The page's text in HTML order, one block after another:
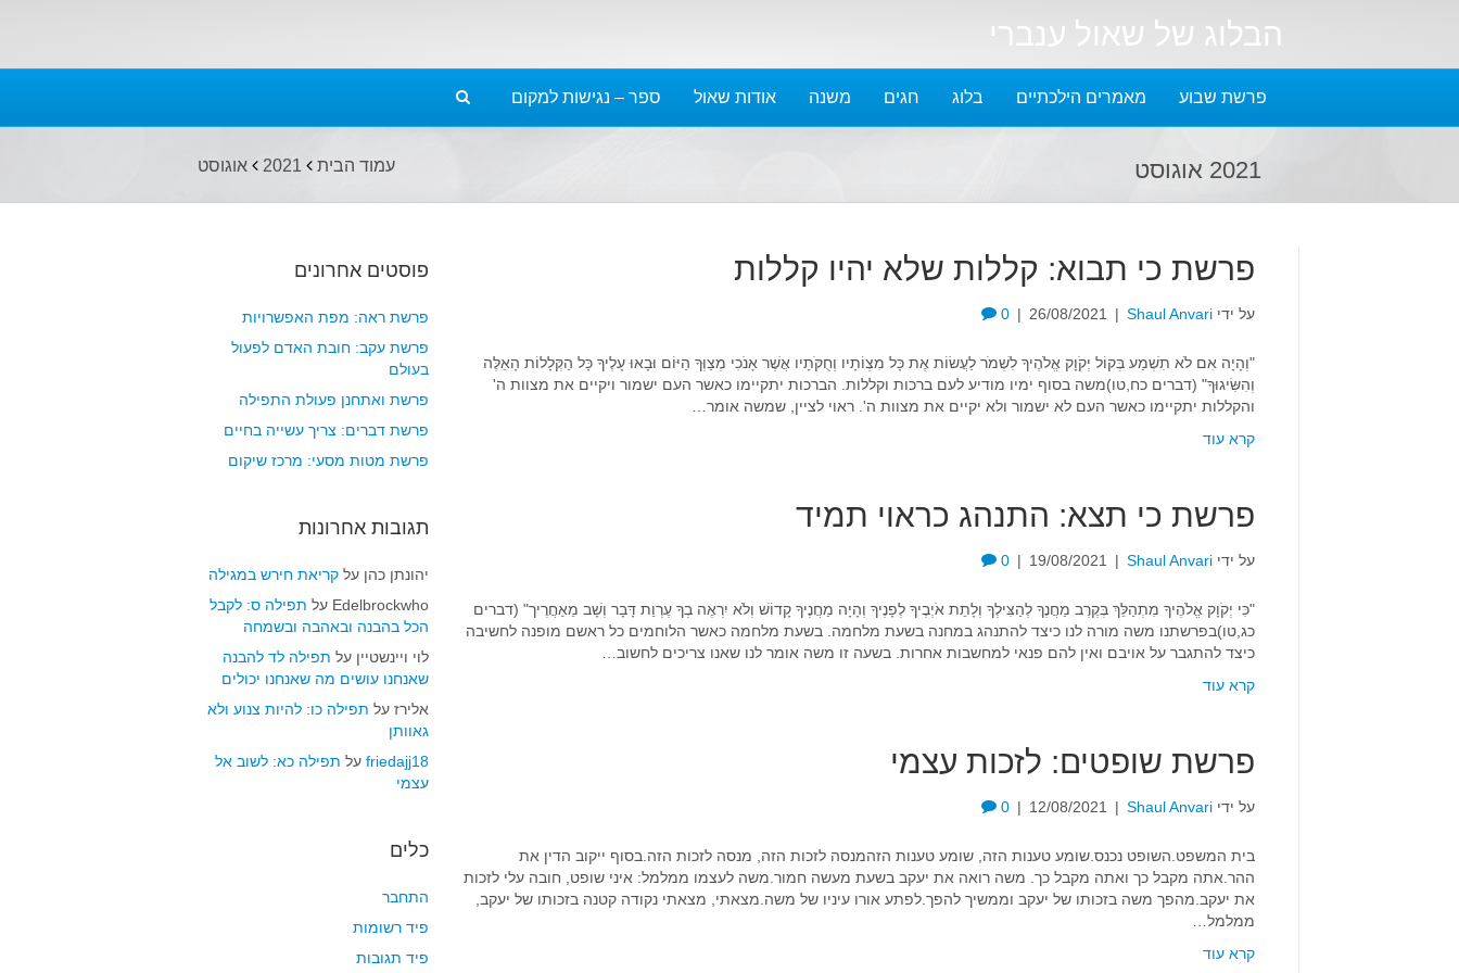
הבלוג של שאול ענברי
פרשת שבוע מאמרים הילכתיים בלוג חגים משנה אודות שאול ספר – נגישות למקום
2021 אוגוסט עמוד הבית 2021 אוגוסט
פרשת כי תבוא: קללות שלא יהיו קללות
על ידי Shaul Anvari
|
26/08/2021
|
0
"וְהָיָה אִם לֹא תִשְׁמַע בְּקוֹל יְקֹוָק אֱלֹהֶיךָ לִשְׁמֹר לַעֲשׂוֹת אֶת כָּל מִצְוֹתָיו וְחֻקֹּתָיו אֲשֶׁר אָנֹכִי מְצַוְּךָ הַיּוֹם וּבָאוּ עָלֶיךָ כָּל הַקְּלָלוֹת הָאֵלֶּה
וְהִשִּׂיגוּךָ" (דברים כח,טו)משה בסוף ימיו מודיע לעם ברכות וקללות. הברכות יתקיימו כאשר העם ישמור ויקיים את מצוות ה'
והקללות יתקיימו כאשר העם לא ישמור ולא יקיים את מצוות ה'. ראוי לציין, שמשה אומר…
קרא עוד
פרשת כי תצא: התנהג כראוי תמיד
על ידי Shaul Anvari
|
19/08/2021
|
0
"כִּי יְקֹוָק אֱלֹהֶיךָ מִתְהַלֵּךְ בְּקֶרֶב מַחֲנֶךָ לְהַצִּילְךָ וְלָתֵת אֹיְבֶיךָ לְפָנֶיךָ וְהָיָה מַחֲנֶיךָ קָדוֹשׁ וְלֹא יִרְאֶה בְךָ עֶרְוַת דָּבָר וְשָׁב מֵאַחֲרֶיך" (דברים
כג,טו)בפרשתנו משה מורה לנו כיצד להתנהג במחנה בשעת מלחמה. בשעת מלחמה כאשר הלוחמים כל ראשם מופנה לחשיבה
כיצד להתגבר על אויבם ואין להם פנאי למחשבות אחרות. בשעה זו משה אומר לנו שאנו צריכים לחשוב…
קרא עוד
פרשת שופטים: לזכות עצמי
על ידי Shaul Anvari
|
12/08/2021
|
0
בית המשפט.השופט נכנס.שומע טענות הזה, שומע טענות הזהמנסה לזכות הזה, מנסה לזכות הזה.בסוף ייקוב הדין את
ההר.אתה מקבל כך ואתה מקבל כך. משה רואה את יעקב בשעת מעשה חמור.משה לעצמו ממלמל: איני שופט, חובה עלי לזכות
את יעקב.מהפך משה בזכותו של יעקב וממשיך להפך.לפתע אורו עיניו של משה.מצאתי, מצאתי נקודה קטנה בזכותו של יעקב,
ממלמל…
קרא עוד
פוסטים אחרונים
פרשת ראה: מפת האפשרויות
פרשת עקב: חובת האדם לפעול
בעולם
פרשת ואתחנן פעולת התפילה
פרשת דברים: צריך עשייה בחיים
פרשת מטות מסעי: מרכז שיקום
תגובות אחרונות
יהונתן כהן עלקריאת חירש במגילה
Edelbrockwho על תפילה ס: לקבל
הכל בהבנה ובאהבה ובשמחה
לוי ויינשטיין על תפילה לד להבנה
שאנחנו עושים מה שאנחנו יכולים
אלירז על תפילה כו: להיות צנוע ולא
גאוותן
friedajj18 על תפילה כא: לשוב אל
עצמי
כלים
התחבר
פיד רשומות
פיד תגובות
אוקטובר 2021
יולי 2021
ינואר 2021
דצמבר 2020
מאי 2020
אפריל 2020
ספטמבר 2019
אוגוסט 2019